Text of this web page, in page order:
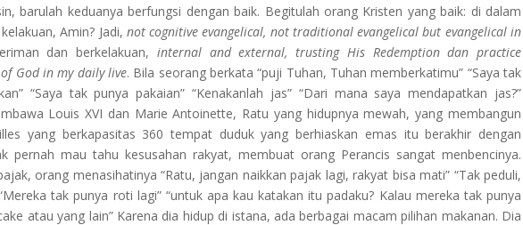
barulah keduanya berfungsi dengan baik. Begitulah orang Kristen yang baik: di dalam
Amin? Jadi, not cognitive evangelical, not traditional evangelical but evangelical in
dan berkelakuan, internal and external, trusting His Redemption dan practice
God in my daily live. Bila seorang berkata “puji Tuhan, Tuhan memberkatimu” “Saya tak
“Saya tak punya pakaian” “Kenakanlah jas” “Dari mana saya mendapatkan jas?”
Louis XVI dan Marie Antoinette, Ratu yang hidupnya mewah, yang membangun
yang berkapasitas 360 tempat duduk yang berhiaskan emas itu berakhir dengan
pernah mau tahu kesusahan rakyat, membuat orang Perancis sangat menbencinya.
orang menasihatinya “Ratu, jangan naikkan pajak lagi, rakyat bisa mati” “Tak peduli,
tak punya roti lagi” “untuk apa kau katakan itu padaku? Kalau mereka tak punya
atau yang lain” Karena dia hidup di istana, ada berbagai macam pilihan makanan. Dia